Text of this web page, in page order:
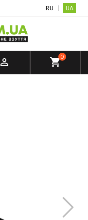
RU UA
 shopping_cart0